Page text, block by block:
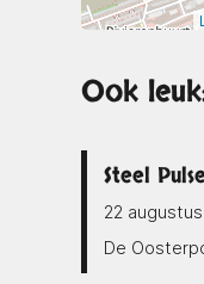
Ook
Steel
22 augustus
De